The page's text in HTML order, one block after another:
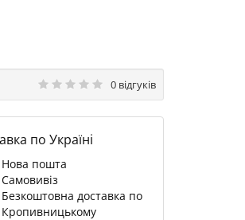
0 відгуків
по Україні
Нова пошта
Самовивіз
Безкоштовна доставка по
Кропивницькому